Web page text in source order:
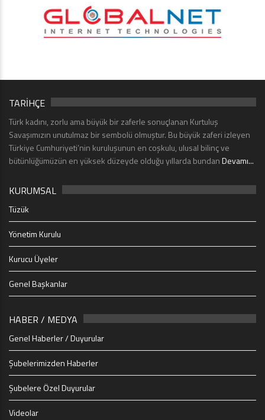
TARİHÇE
Türk kadını, zorlu ama büyük bir zaferle sonuçlanan Kurtuluş
Savaşımızın unutulmaz bir sembolü olmuştur. Bu büyük zaferi izleyen
Türkiye Cumhuriyeti’nin kuruluşunun en coşkulu, ulusal bilinç ve
bütünlüğümüzün en yüksek düzeyde olduğu yıllarda bundanDevamı...
KURUMSAL
Tüzük
Yönetim Kurulu
Kurucu Üyeler
Genel Başkanlar
HABER / MEDYA
Genel Haberler / Duyurular
Şubelerimizden Haberler
Şubelere Özel Duyurular
Videolar